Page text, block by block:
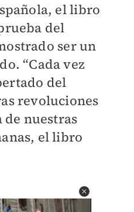
el libro
del
ser un
“Cada vez
del
revoluciones
de nuestras
el libro